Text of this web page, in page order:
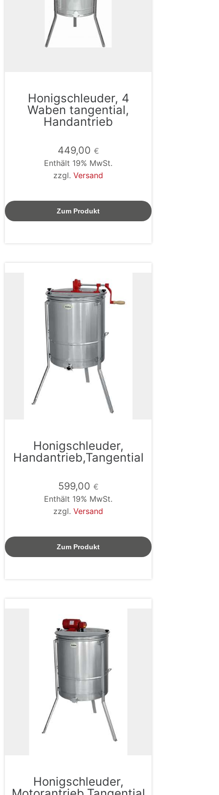
Honigschleuder, 4
Waben tangential,
Handantrieb
449,00 €
Enthält 19% MwSt.
zzgl. Versand
Zum Produkt
Honigschleuder,
Handantrieb,Tangential
599,00 €
Enthält 19% MwSt.
zzgl. Versand
Zum Produkt
Honigschleuder,